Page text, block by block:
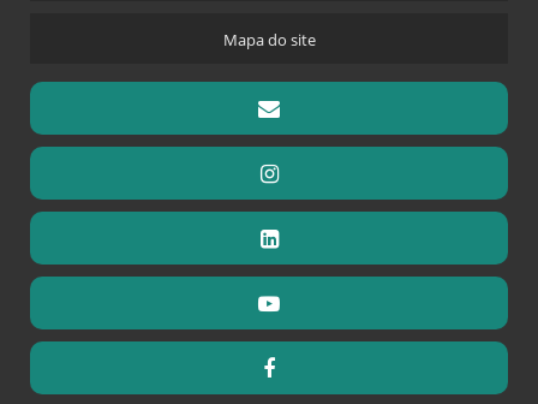
Mapa do site